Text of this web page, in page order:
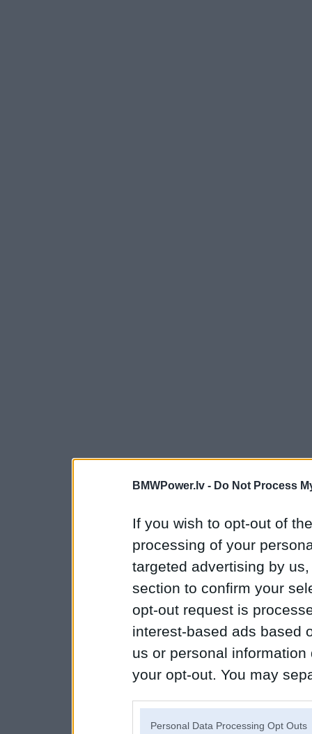
BMWPower.lv - Do Not Process
If you wish to opt-out of
processing of your
targeted advertising by
section to confirm your
opt-out request is
interest-based ads based
us or personal
your opt-out. You may
Personal Data Processing Opt Outs